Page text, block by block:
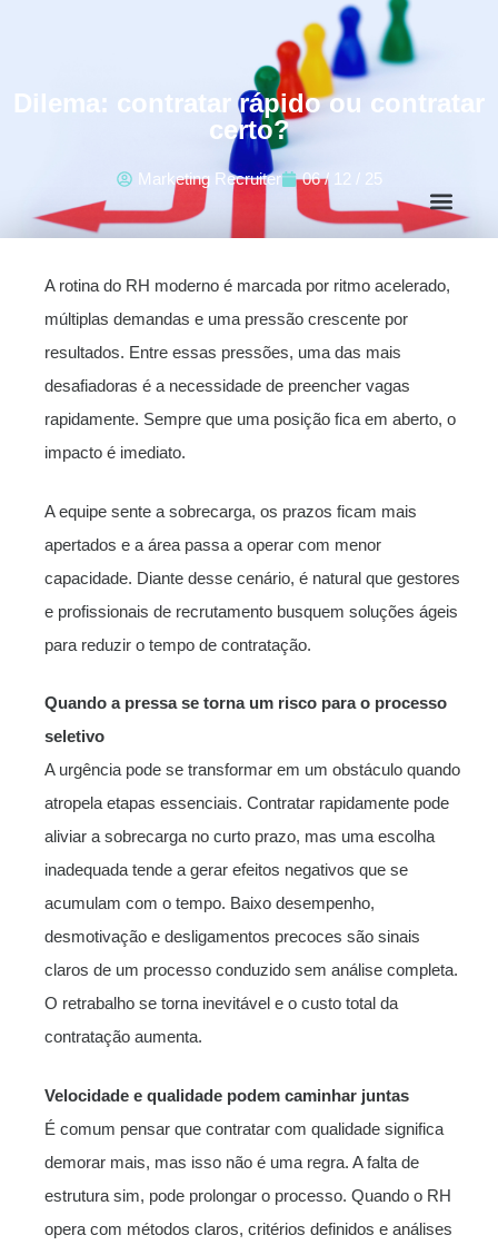
Dilema: contratar rápido ou contratar
certo?
Marketing Recruiter 06 / 12 / 25
A rotina do RH moderno é marcada por ritmo acelerado,
múltiplas demandas e uma pressão crescente por
resultados. Entre essas pressões, uma das mais
desafiadoras é a necessidade de preencher vagas
rapidamente. Sempre que uma posição fica em aberto, o
impacto é imediato.
A equipe sente a sobrecarga, os prazos ficam mais
apertados e a área passa a operar com menor
capacidade. Diante desse cenário, é natural que gestores
e profissionais de recrutamento busquem soluções ágeis
para reduzir o tempo de contratação.
Quando a pressa se torna um risco para o processo
seletivo
A urgência pode se transformar em um obstáculo quando
atropela etapas essenciais. Contratar rapidamente pode
aliviar a sobrecarga no curto prazo, mas uma escolha
inadequada tende a gerar efeitos negativos que se
acumulam com o tempo. Baixo desempenho,
desmotivação e desligamentos precoces são sinais
claros de um processo conduzido sem análise completa.
O retrabalho se torna inevitável e o custo total da
contratação aumenta.
Velocidade e qualidade podem caminhar juntas
É comum pensar que contratar com qualidade significa
demorar mais, mas isso não é uma regra. A falta de
estrutura sim, pode prolongar o processo. Quando o RH
opera com métodos claros, critérios definidos e análises